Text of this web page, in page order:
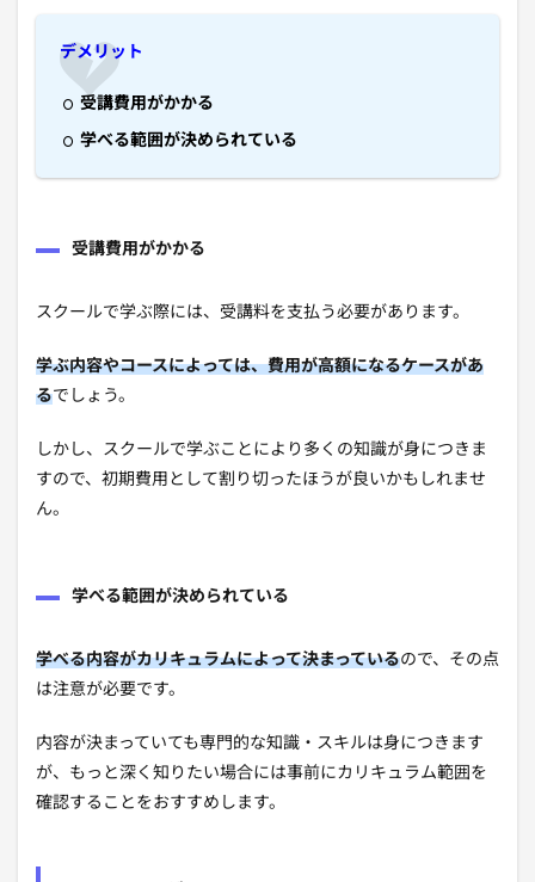
デメリット
受講費用がかかる
学べる範囲が決められている
受講費用がかかる
スクールで学ぶ際には、受講料を支払う必要があります。
学ぶ内容やコースによっては、費用が高額になるケースがあ
るでしょう。
しかし、スクールで学ぶことにより多くの知識が身につきま
すので、初期費用として割り切ったほうが良いかもしれませ
ん。
学べる範囲が決められている
学べる内容がカリキュラムによって決まっているので、その点
は注意が必要です。
内容が決まっていても専門的な知識・スキルは身につきます
が、もっと深く知りたい場合には事前にカリキュラム範囲を
確認することをおすすめします。